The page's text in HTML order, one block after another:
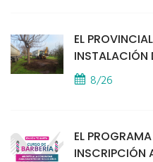
EL
INSTALACIÓN
8/26
EL
INSCRIPCIÓN